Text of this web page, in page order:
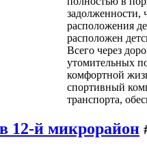
задолженности,
расположения
расположен
Всего через
утомительных
комфортной
спортивный
транспорта,
12-й микрорайон